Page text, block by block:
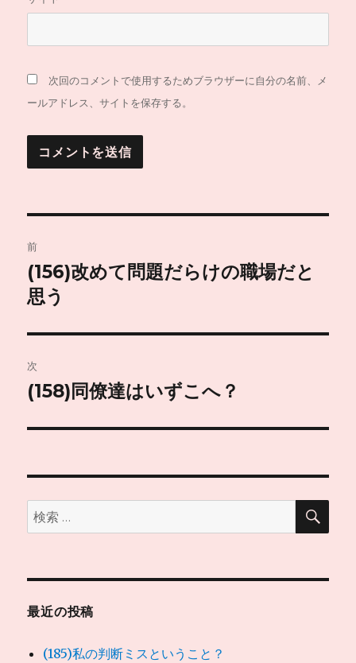
次回のコメントで使用するためブラウザーに自分の名前、メ
ールアドレス、サイトを保存する。
稿
ナ
ビ
ゲ
ー
シ
ン
前
前
の
稿:
(156)改めて問題だらけの職場だと
思う
次
次
投
(158)同僚達はいずこへ？
検
索:
検
最近の投稿
(185)私の判断ミスということ？